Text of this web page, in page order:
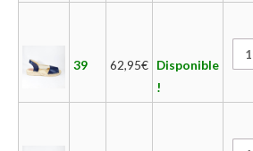
39 62,95€ Disponible
!